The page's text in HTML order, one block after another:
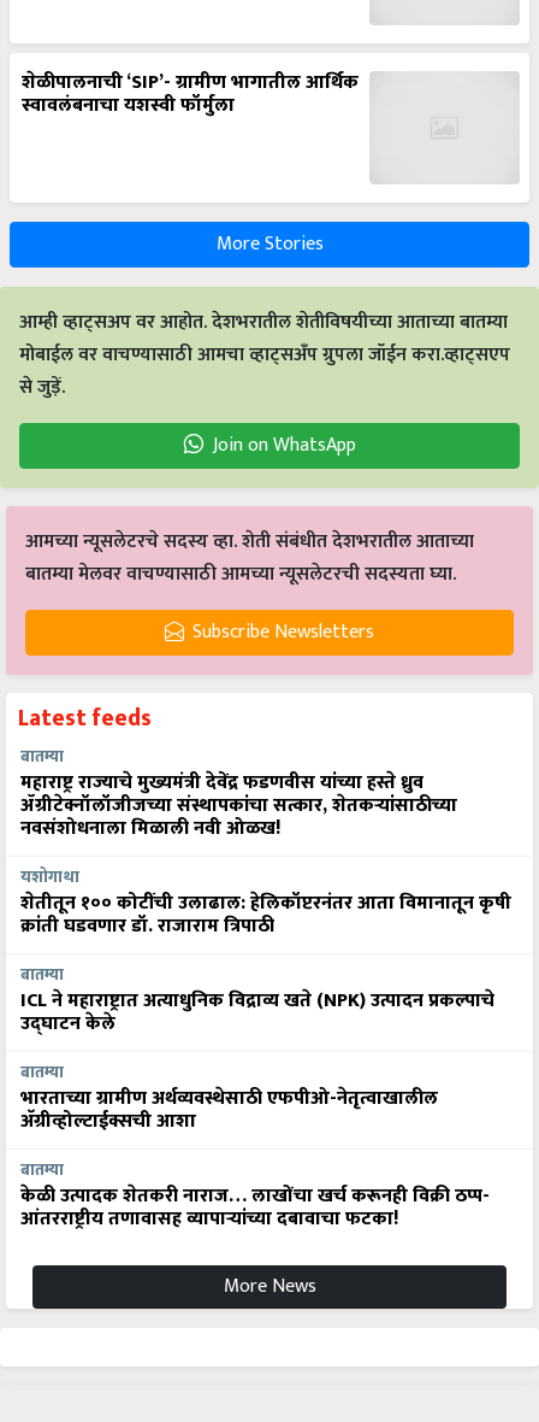
शेळीपालनाची ‘SIP’- ग्रामीण भागातील आर्थिक
स्वावलंबनाचा यशस्वी फॉर्मुला
More Stories
आम्ही व्हाट्सअप वर आहोत. देशभरातील शेतीविषयीच्या आताच्या बातम्या
मोबाईल वर वाचण्यासाठी आमचा व्हाट्सअँप ग्रुपला जॉईन करा.व्हाट्सएप
से जुड़ें.
Join on WhatsApp
आमच्या न्यूसलेटरचे सदस्य व्हा. शेती संबंधीत देशभरातील आताच्या
बातम्या मेलवर वाचण्यासाठी आमच्या न्यूसलेटरची सदस्यता घ्या.
Subscribe Newsletters
Latest feeds
बातम्या
महाराष्ट्र राज्याचे मुख्यमंत्री देवेंद्र फडणवीस यांच्या हस्ते ध्रुव
ॲग्रीटेक्नॉलॉजीजच्या संस्थापकांचा सत्कार, शेतकऱ्यांसाठीच्या
नवसंशोधनाला मिळाली नवी ओळख!
यशोगाथा
शेतीतून १०० कोटींची उलाढाल: हेलिकॉप्टरनंतर आता विमानातून कृषी
क्रांती घडवणार डॉ. राजाराम त्रिपाठी
बातम्या
ICL ने महाराष्ट्रात अत्याधुनिक विद्राव्य खते (NPK) उत्पादन प्रकल्पाचे
उद्घाटन केले
बातम्या
भारताच्या ग्रामीण अर्थव्यवस्थेसाठी एफपीओ-नेतृत्वाखालील
अ‍ॅग्रीव्होल्टाईक्सची आशा
बातम्या
केळी उत्पादक शेतकरी नाराज… लाखोंचा खर्च करूनही विक्री ठप्प-
आंतरराष्ट्रीय तणावासह व्यापाऱ्यांच्या दबावाचा फटका!
More News